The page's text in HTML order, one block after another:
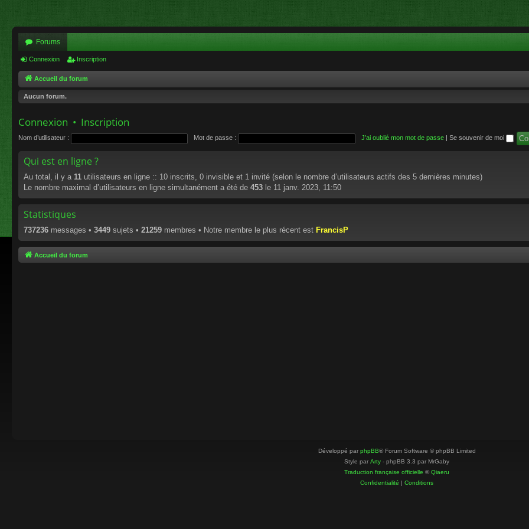
Forums
Connexion Inscription
Accueil du forum
Aucun forum.
Connexion • Inscription
Nom d’utilisateur : Mot de passe : J’ai oublié mon mot de passe Se souvenir de moi
Qui est en ligne ?
Au total, il y a 11 utilisateurs en ligne :: 10 inscrits, 0 invisible et 1 invité (selon le nombre d’utilisateurs actifs des 5 dernières minutes)
Le nombre maximal d’utilisateurs en ligne simultanément a été de 453 le 11 janv. 2023, 11:50
Statistiques
737236 messages • 3449 sujets • 21259 membres • Notre membre le plus récent est FrancisP
Accueil du forum
Développé par phpBB® Forum Software © phpBB Limited
Style par Arty - phpBB 3.3 par MrGaby
Traduction française officielle ©Qiaeru
Confidentialité | Conditions